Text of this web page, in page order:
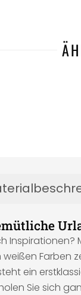
ein
Sie sich